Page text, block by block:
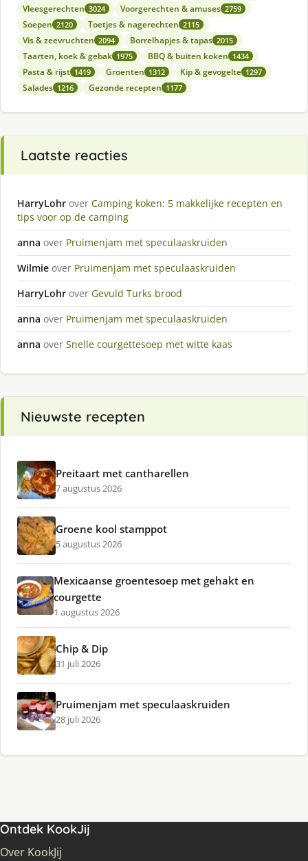
Vleesgerechten 3024 Voorgerechten & amuses 2759
Soepen 2120 Toetjes & nagerechten 2115
Vis & zeevruchten 2094 Borrelhapjes & tapas 2015
Taarten, koek & gebak 1975 BBQ & buiten koken 1434
Pasta & rijst 1419 Groenten 1312 Kip & gevogelte 1297
Salades 1216 Gezonde recepten 1177
Laatste reacties
HarryLohr over Camping koken: 5 makkelijke recepten en
tips voor op de camping
anna over Pruimenjam met speculaaskruiden
Wilmie over Pruimenjam met speculaaskruiden
HarryLohr over Gevuld Turks brood
anna over Pruimenjam met speculaaskruiden
anna over Snelle courgettesoep met witte kaas
Nieuwste recepten
Preitaart met cantharellen
7 augustus 2026
Groene kool stamppot
5 augustus 2026
Mexicaanse groentesoep met gehakt en
courgette
1 augustus 2026
Chip & Dip
31 juli 2026
Pruimenjam met speculaaskruiden
28 juli 2026
Ontdek KookJij
Over KookJij